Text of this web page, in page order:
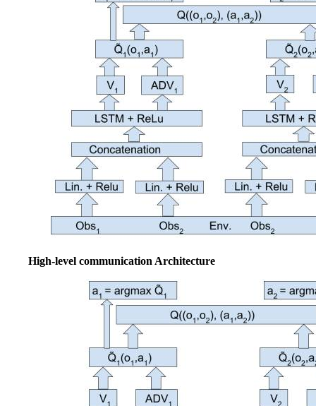
High-level communication Architecture